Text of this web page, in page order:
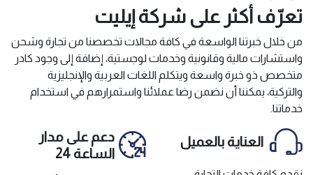
تعرّف أكثر على شركة إيليت
من خلال خبرتنا الواسعة في كافة مجالات تخصصنا من تجارة وشحن
واستشارات مالية وقانونية وخدمات لوجستية، إضافة إلى وجود كادر
متخصص ذو خبرة واسعة ويتكلم اللغات العربية والإنجليزية
والتركية، يمكننا أن نضمن رضا عملائنا واستمرارهم في استخدام
خدماتنا.
العناية بالعميل
دعم على مدار
الساعة 24